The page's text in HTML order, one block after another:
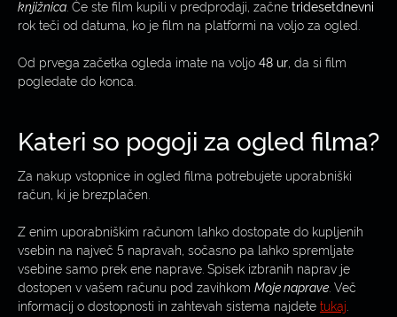
knjižnica . Če ste film kupili v predprodaji, začne tridesetdnevni
rok teči od datuma, ko je film na platformi na voljo za ogled.
Od prvega začetka ogleda imate na voljo 48 ur, da si film
pogledate do konca.
Kateri so pogoji za ogled filma?
Za nakup vstopnice in ogled filma potrebujete uporabniški
račun, ki je brezplačen.
Z enim uporabniškim računom lahko dostopate do kupljenih
vsebin na največ 5 napravah, sočasno pa lahko spremljate
vsebine samo prek ene naprave. Spisek izbranih naprav je
dostopen v vašem računu pod zavihkom Moje naprave . Več
informacij o dostopnosti in zahtevah sistema najdete tukaj